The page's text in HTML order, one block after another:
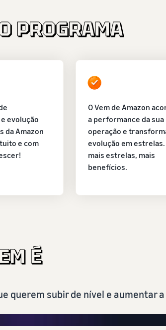
evolução
da Amazon
e com
O Vem de Amazon
a performance da sua
operação e
evolução em estrelas.
mais estrelas, mais
benefícios.
querem subir de nível e aumentar